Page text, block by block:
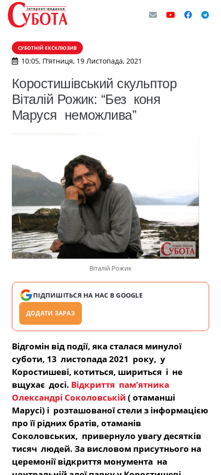
СУБОТНІЙ ЕКСКЛЮЗИВ
10:05, П’ятниця, 19 Листопада, 2021
Коростишівський скульптор
Віталій Рожик: “Без коня
Маруся неможлива”
Віталій Рожик
ПІДПИШІТЬСЯ НА НАС В GOOGLE
ДОДАТИ ЗАРАЗ
Відгомін від події, яка сталася минулої
суботи, 13 листопада 2021 року, у
Коростишеві, котиться, шириться і не
вщухає досі. Відкриття пам’ятника
Олександрі Соколовській ( отаманші
Марусі) і розташованої стели з інформацією
про її рідних братів, отаманів
Соколовських, привернуло увагу десятків
тисяч людей. За висловом присутнього на
церемонії відкриття монумента на